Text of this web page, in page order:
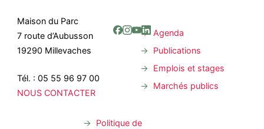
Maison du Parc
7 route d’Aubusson
19290 Millevaches
Tél. : 05 55 96 97 00
NOUS CONTACTER
Agenda
Publications
Emplois et stages
Marchés publics
Politique de